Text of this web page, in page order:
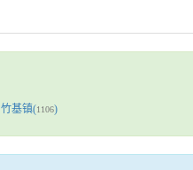
竹基镇(1106)